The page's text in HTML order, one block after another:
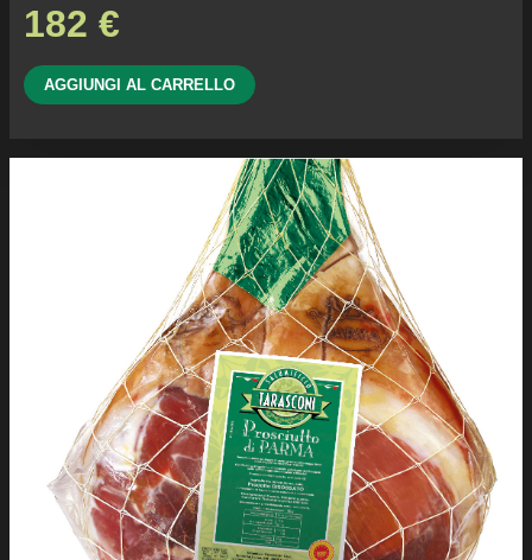
182 €
AGGIUNGI AL CARRELLO